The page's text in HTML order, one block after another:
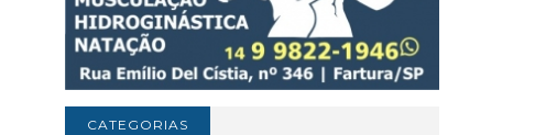
CATEGORIAS